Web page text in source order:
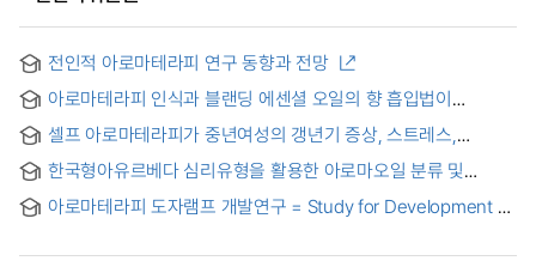
전인적 아로마테라피 연구 동향과 전망
아로마테라피 인식과 블랜딩 에센셜 오일의 향 흡입법이
of Aromatherapy and Blending Essential Oil Inhalation
Method on the Activity of Autonomic Nervous System
셀프 아로마테라피가 중년여성의 갱년기 증상, 스트레스,
블랜딩 제품을 중심으로 = The effect of Self-Aromatherapy
on menopausal symptoms, stress, and satisfaction in
middle-aged women : Focusing on blending products of
한국형아유르베다 심리유형을 활용한 아로마오일 분류 및
Aroma Oil and using the Korean Ayurveda Psychological
Aromatherapy
아로마테라피 도자램프 개발연구 = Study for Development of